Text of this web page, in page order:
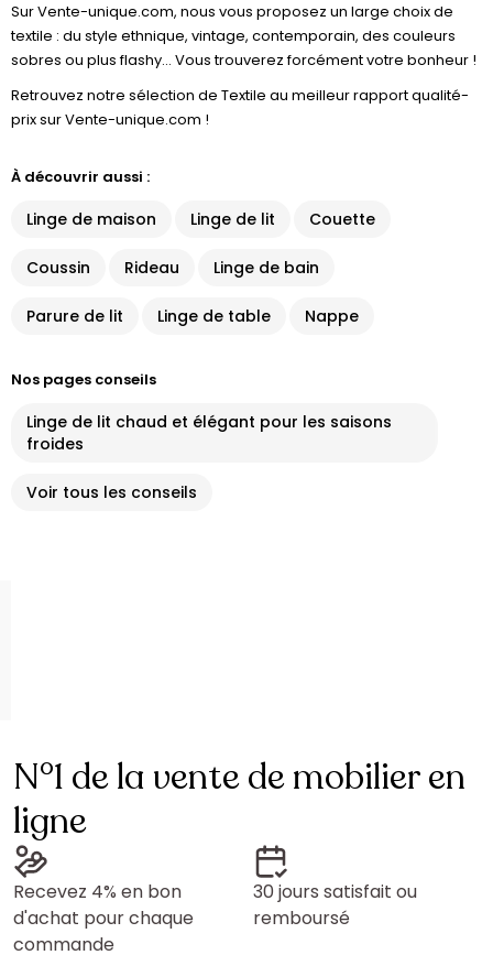
Sur Vente-unique.com, nous vous proposez un large choix de
textile : du style ethnique, vintage, contemporain, des couleurs
sobres ou plus flashy... Vous trouverez forcément votre bonheur !
Retrouvez notre sélection de Textile au meilleur rapport qualité-
prix sur Vente-unique.com !
À découvrir aussi :
Linge de maison Linge de lit Couette
Coussin Rideau Linge de bain
Parure de lit Linge de table Nappe
Nos pages conseils
Linge de lit chaud et élégant pour les saisons
froides
Voir tous les conseils
N°1 de la vente de mobilier en
ligne
Recevez 4% en bon
d'achat pour chaque
commande
30 jours satisfait ou
remboursé